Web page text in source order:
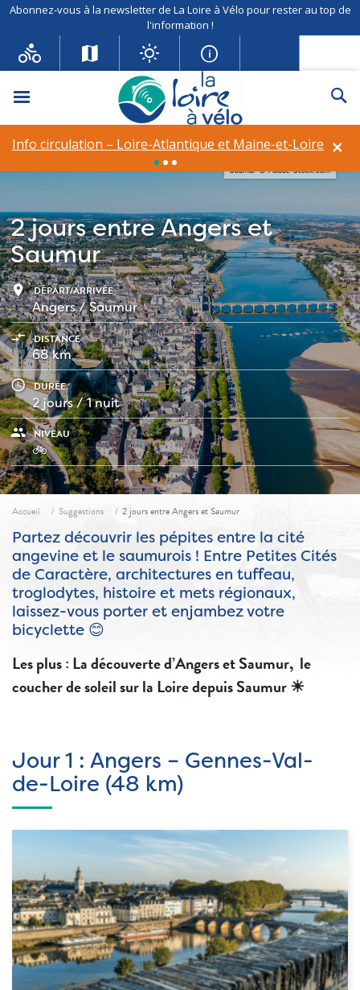
Abonnez-vous à la newsletter de La Loire à Vélo pour rester au top de
l'information !
Menu
×
Info circulation – Loire-Atlantique et Maine-et-Loire
2 jours entre Angers et
Saumur
place DÉPART/ARRIVÉE
Angers / Saumur
compare_arrows DISTANCE
68 km
access_time DURÉE
2 jours / 1 nuit
people NIVEAU
🚲
Saumur © Adobe-Stock.com
Fil d'ariane
Accueil Suggestions 2 jours entre Angers et Saumur
Partez découvrir les pépites entre la cité
angevine et le saumurois ! Entre Petites Cités
de Caractère, architectures en tuffeau,
troglodytes, histoire et mets régionaux,
laissez-vous porter et enjambez votre
bicyclette 😊
Les plus : La découverte d’Angerset Saumur, le
coucher de soleil sur la Loire depuis Saumur☀
Jour 1 : Angers – Gennes-Val-
de-Loire (48 km)